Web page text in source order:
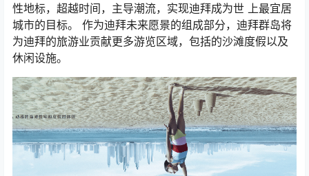
性地标，超越时间，主导潮流，实现迪拜成为世 上最宜居
城市的目标。 作为迪拜未来愿景的组成部分，迪拜群岛将
为迪拜的旅游业贡献更多游览区域，包括的沙滩度假以及
休闲设施。